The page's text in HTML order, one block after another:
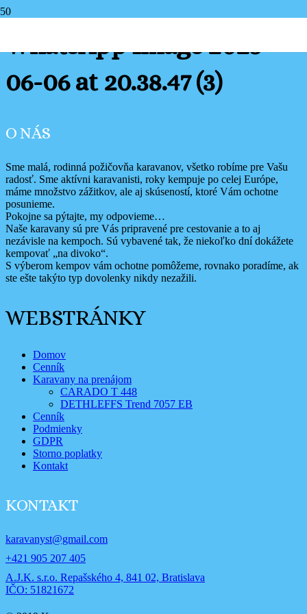
WhatsApp Image 2025-
06-06 at 20.38.47 (3)
O NÁS
Sme malá, rodinná požičovňa karavanov, všetko robíme pre Vašu
radosť. Sme aktívni karavanisti, roky kempuje po celej Európe,
máme množstvo zážitkov, ale aj skúseností, ktoré Vám ochotne
posunieme.
Pokojne sa pýtajte, my odpovieme…
Naše karavany sú pre Vás pripravené pre cestovanie a to aj
nezávisle na kempoch. Sú vybavené tak, že niekoľko dní dokážete
kempovať „na divoko“.
S výberom kempov vám ochotne pomôžeme, rovnako poradíme, ak
ste ešte takýto typ dovolenky nikdy nezažili.
WEBSTRÁNKY
Domov
Cenník
Karavany na prenájom
CARADO T 448
DETHLEFFS Trend 7057 EB
Cenník
Podmienky
GDPR
Storno poplatky
Kontakt
KONTAKT
karavanyst@gmail.com
+421 905 207 405
A.J.K. s.r.o. Repašského 4, 841 02, Bratislava
IČO: 51821672